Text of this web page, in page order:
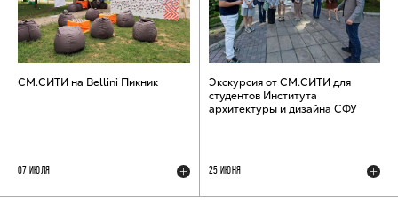
СМ.СИТИ на Bellini Пикник
07 ИЮЛЯ
Экскурсия от СМ.СИТИ для
студентов Института
архитектуры и дизайна СФУ
25 ИЮНЯ